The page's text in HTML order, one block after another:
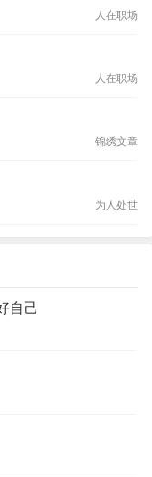
人在职场
人在职场
锦绣文章
为人处世
自己